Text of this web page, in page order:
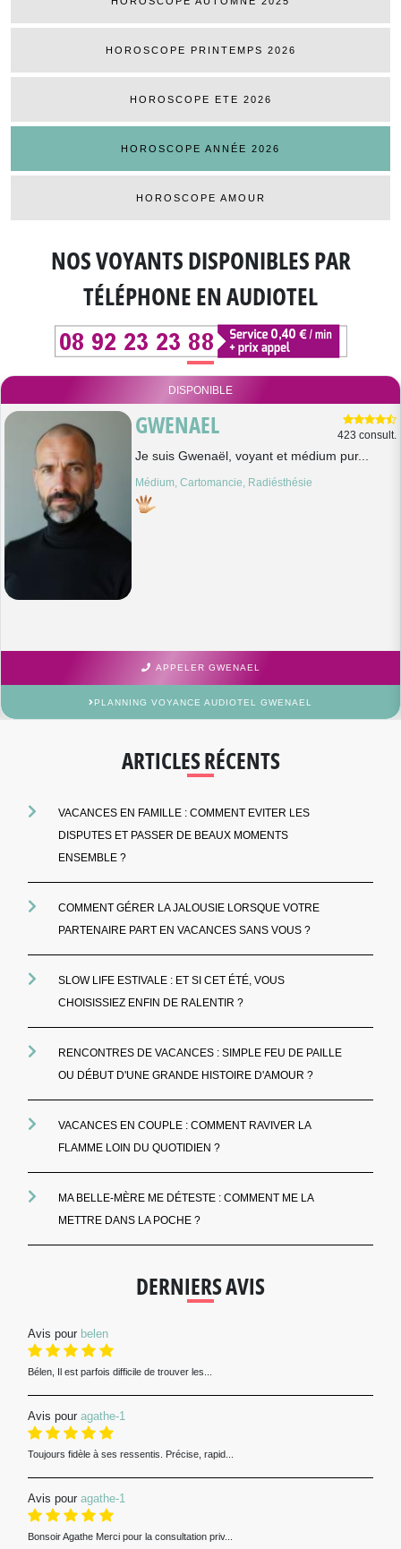
HOROSCOPE PRINTEMPS 2026
HOROSCOPE ETE 2026
HOROSCOPE ANNÉE 2026
HOROSCOPE AMOUR
NOS VOYANTS DISPONIBLESPAR
TÉLÉPHONE EN AUDIOTEL
DISPONIBLE
GWENAEL 423 consult.
Je suis Gwenaël, voyant et médium pur...
Médium, Cartomancie, Radiésthésie
APPELER GWENAEL
PLANNING VOYANCE AUDIOTEL GWENAEL
ARTICLES RÉCENTS
VACANCES EN FAMILLE : COMMENT EVITER LES
DISPUTES ET PASSER DE BEAUX MOMENTS
ENSEMBLE ?
COMMENT GÉRER LA JALOUSIE LORSQUE VOTRE
PARTENAIRE PART EN VACANCES SANS VOUS ?
SLOW LIFE ESTIVALE : ET SI CET ÉTÉ, VOUS
CHOISISSIEZ ENFIN DE RALENTIR ?
RENCONTRES DE VACANCES : SIMPLE FEU DE PAILLE
OU DÉBUT D'UNE GRANDE HISTOIRE D'AMOUR ?
VACANCES EN COUPLE : COMMENT RAVIVER LA
FLAMME LOIN DU QUOTIDIEN ?
MA BELLE-MÈRE ME DÉTESTE : COMMENT ME LA
METTRE DANS LA POCHE ?
DERNIERS AVIS
Avis pour belen
Bélen, Il est parfois difficile de trouver les...
Avis pour agathe-1
Toujours fidèle à ses ressentis. Précise, rapid...
Avis pour agathe-1
Bonsoir Agathe Merci pour la consultation priv...